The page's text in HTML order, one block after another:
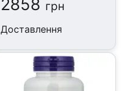
2858 грн
Доставлення